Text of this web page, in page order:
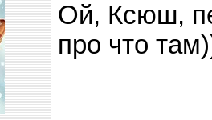
Ой, Ксюш,
про что